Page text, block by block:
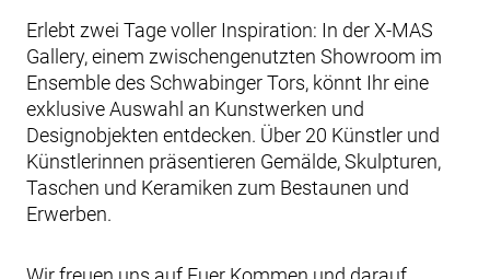
Erlebt zwei Tage voller Inspiration: In der X-MAS
Gallery, einem zwischengenutzten Showroom im
Ensemble des Schwabinger Tors, könnt Ihr eine
exklusive Auswahl an Kunstwerken und
Designobjekten entdecken. Über 20 Künstler und
Künstlerinnen präsentieren Gemälde, Skulpturen,
Taschen und Keramiken zum Bestaunen und
Erwerben.